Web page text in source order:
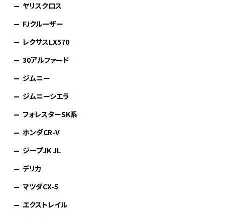
ヤリスクロス
FJクルーザー
レクサスLX570
30アルファード
ジムニー
ジムニーシエラ
フォレスターSK系
ホンダCR-V
ジープJK JL
デリカ
マツダCX-5
エクストレイル